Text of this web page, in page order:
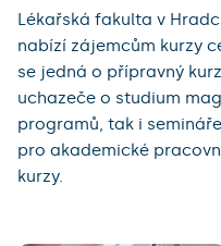
Univerzita třetího věku
Exkurze do plastinária
Lékařská fakulta v
nabízí zájemcům kurzy
se jedná o přípravný
uchazeče o studium
programů, tak i
pro akademické
kurzy.